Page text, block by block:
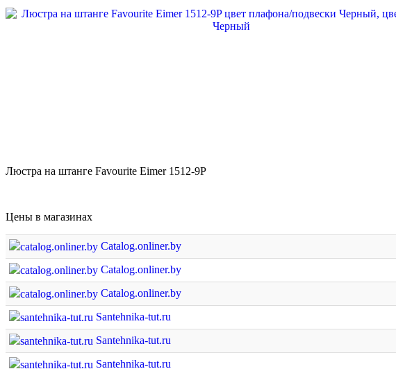
Люстра на штанге Favourite Eimer 1512-9P
Цены в магазинах
Catalog.onliner.by
Catalog.onliner.by
Catalog.onliner.by
Santehnika-tut.ru
Santehnika-tut.ru
Santehnika-tut.ru